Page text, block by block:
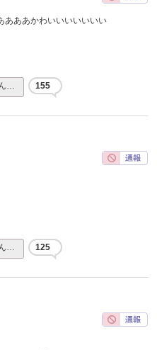
あああかわいいいいいいい
… 155
… 125